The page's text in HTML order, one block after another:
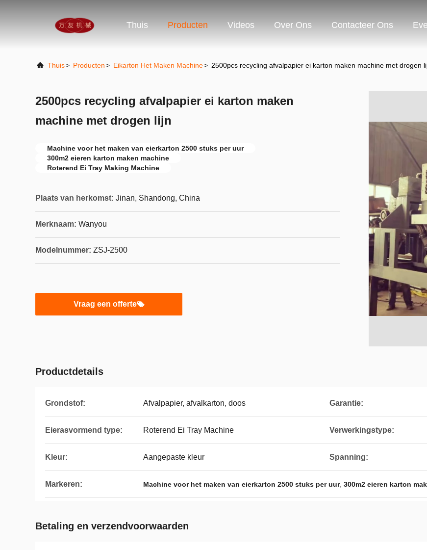
Thuis Producten Videos Over Ons Contacteer Ons
Thuis> Producten> Eikarton Het Maken Machine> 2500pcs recycling afvalpapier ei karton maken machine met drogen
2500pcs recycling afvalpapier ei karton maken
machine met drogen lijn
Machine voor het maken van eierkarton 2500 stuks per uur
300m2 eieren karton maken machine
Roterend Ei Tray Making Machine
Plaats van herkomst: Jinan, Shandong, China
Merknaam: Wanyou
Modelnummer: ZSJ-2500
Vraag een offerte
Productdetails
Grondstof: Afvalpapier, afvalkarton, doos Garantie:
Eierasvormend type: Roterend Ei Tray Machine Verwerkingstype:
Kleur: Aangepaste kleur Spanning:
Markeren: Machine voor het maken van eierkarton 2500 stuks per uur, 300m2 eieren karton
Betaling en verzendvoorwaarden